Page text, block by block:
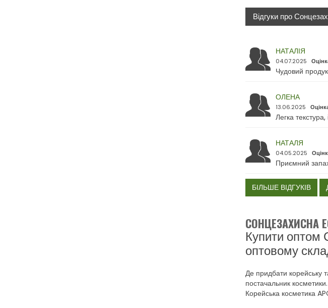
Відгуки про
НАТАЛІЯ
04.07.2025
Чудовий
ОЛЕНА
13.06.2025
Легка
НАТАЛЯ
04.05.2025
Приємний
БІЛЬШЕ ВІДГУКІВ
СОНЦЕЗАХИСНА
Купити оптом
оптовому
Де придбати
постачальник косметики.
Корейська косметика